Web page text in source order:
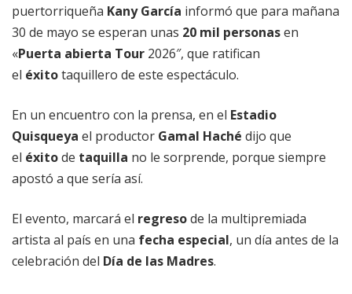
puertorriqueña Kany García informó que para mañana
30 de mayo se esperan unas 20 mil personasen
«Puerta abierta Tour 2026″, que ratifican
el éxitotaquillero de este espectáculo.
En un encuentro con la prensa, en el Estadio
Quisqueya el productor Gamal Haché dijo que
el éxitode taquilla no le sorprende, porque siempre
apostó a que sería así.
El evento, marcará el regresode la multipremiada
artista al país en una fecha especial, un día antes de la
celebración del Día de las Madres.